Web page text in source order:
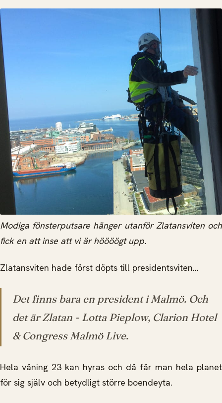
Modiga fönsterputsare hänger utanför Zlatansviten och
fick en att inse att vi är höööögt upp.
Zlatansviten hade först döpts till presidentsviten…
Det finns bara en president i Malmö. Och
det är Zlatan - Lotta Pieplow, Clarion Hotel
& Congress Malmö Live.
Hela våning 23 kan hyras och då får man hela planet
för sig själv och betydligt större boendeyta.